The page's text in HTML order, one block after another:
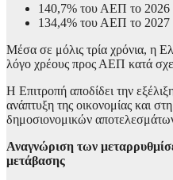
140,7% του ΑΕΠ το 2026
134,4% του ΑΕΠ το 2027
Μέσα σε μόλις τρία χρόνια, η
λόγο χρέους προς ΑΕΠ κατά
Η Επιτροπή αποδίδει την
ανάπτυξη της οικονομίας και
δημοσιονομικών
Αναγνώριση των
μετάβασης